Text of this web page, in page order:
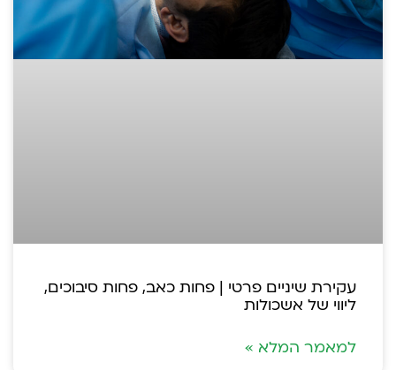
עקירת שיניים פרטי | פחות כאב, פחות סיבוכים,
ליווי של אשכולות
למאמר המלא »